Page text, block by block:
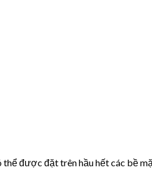
được đặt trên hầu hết các bề